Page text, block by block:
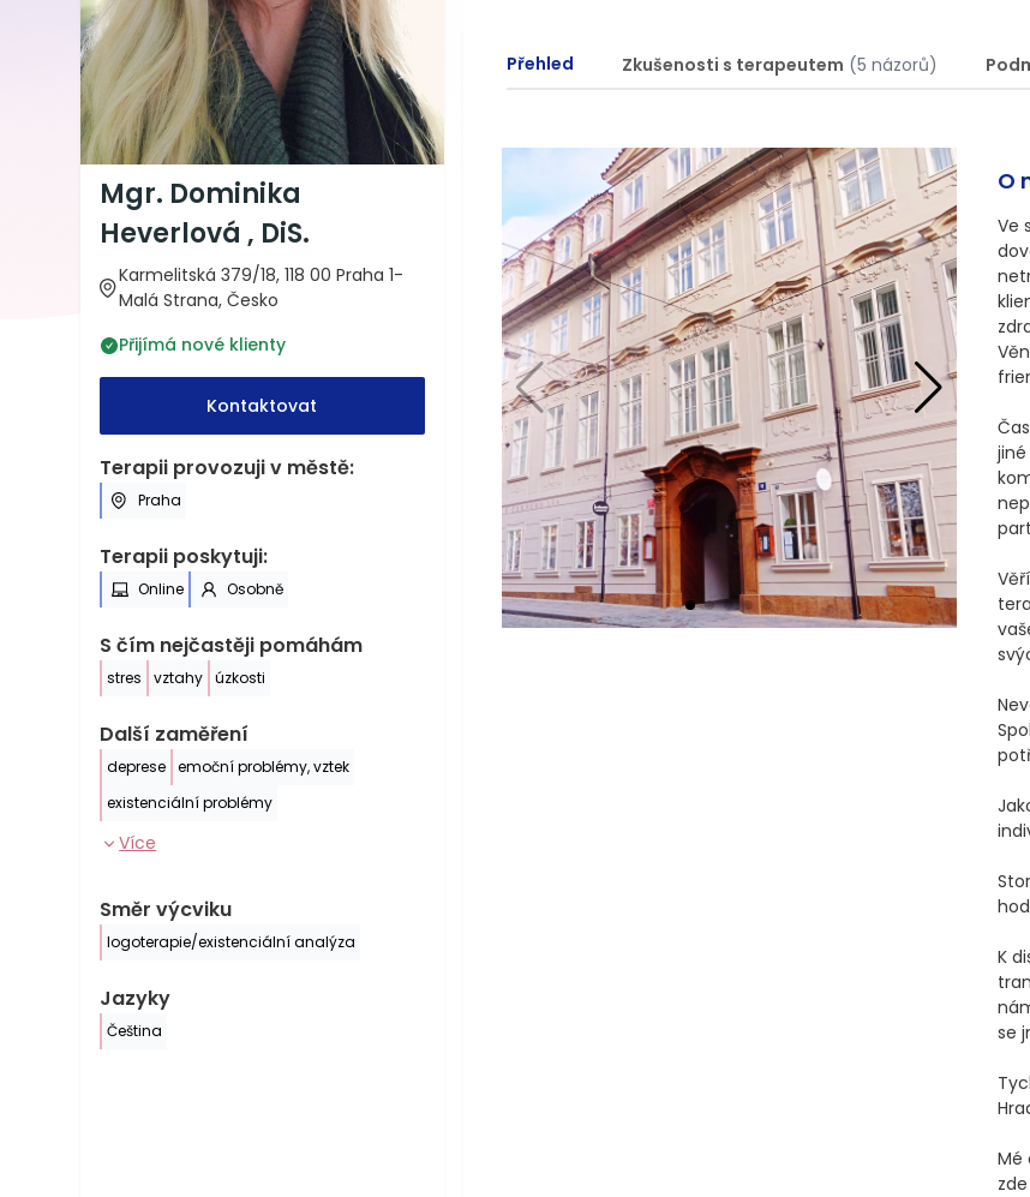
Mgr. Dominika
Heverlová , DiS.
Karmelitská 379/18, 118 00 Praha 1-
Malá Strana, Česko
Přijímá nové klienty
Kontaktovat
Terapii provozuji v městě:
Praha
Terapii poskytuji:
Online Osobně
S čím nejčastěji pomáhám
stres vztahy úzkosti
Další zaměření
deprese
emoční problémy, vztek
existenciální problémy
Více
Směr výcviku
logoterapie/existenciální analýza
Jazyky
Čeština
Přehled Zkušenosti s terapeutem (5 názorů)
O
Ve
K
se
Mé